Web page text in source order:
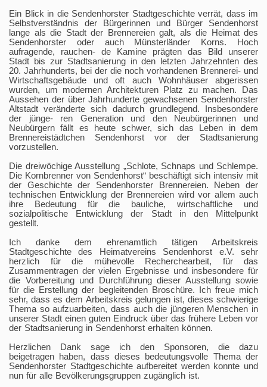
Ein Blick in die Sendenhorster Stadtgeschichte verrät, dass im
Selbstverständnis der Bürgerinnen und Bürger Sendenhorst
lange als die Stadt der Brennereien galt, als die Heimat des
Sendenhorster oder auch Münsterländer Korns. Hoch
aufragende, rauchen- de Kamine prägten das Bild unserer
Stadt bis zur Stadtsanierung in den letzten Jahrzehnten des
20. Jahrhunderts, bei der die noch vorhandenen Brennerei- und
Wirtschaftsgebäude und oft auch Wohnhäuser abgerissen
wurden, um modernen Architekturen Platz zu machen. Das
Aussehen der über Jahrhunderte gewachsenen Sendenhorster
Altstadt veränderte sich dadurch grundlegend. Insbesondere
der jünge- ren Generation und den Neubürgerinnen und
Neubürgern fällt es heute schwer, sich das Leben in dem
Brennereistädtchen Sendenhorst vor der Stadtsanierung
vorzustellen.
Die dreiwöchige Ausstellung „Schlote, Schnaps und Schlempe.
Die Kornbrenner von Sendenhorst“ beschäftigt sich intensiv mit
der Geschichte der Sendenhorster Brennereien. Neben der
technischen Entwicklung der Brennereien wird vor allem auch
ihre Bedeutung für die bauliche, wirtschaftliche und
sozialpolitische Entwicklung der Stadt in den Mittelpunkt
gestellt.
Ich danke dem ehrenamtlich tätigen Arbeitskreis
Stadtgeschichte des Heimatvereins Sendenhorst e.V. sehr
herzlich für die mühevolle Recherchearbeit, für das
Zusammentragen der vielen Ergebnisse und insbesondere für
die Vorbereitung und Durchführung dieser Ausstellung sowie
für die Erstellung der begleitenden Broschüre. Ich freue mich
sehr, dass es dem Arbeitskreis gelungen ist, dieses schwierige
Thema so aufzuarbeiten, dass auch die jüngeren Menschen in
unserer Stadt einen guten Eindruck über das frühere Leben vor
der Stadtsanierung in Sendenhorst erhalten können.
Herzlichen Dank sage ich den Sponsoren, die dazu
beigetragen haben, dass dieses bedeutungsvolle Thema der
Sendenhorster Stadtgeschichte aufbereitet werden konnte und
nun für alle Bevölkerungsgruppen zugänglich ist.